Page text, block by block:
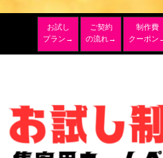
お試し
プラン→
ご契約
の流れ→
制作費
クーポン